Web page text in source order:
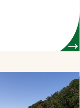
ソーシャルメディア
検索